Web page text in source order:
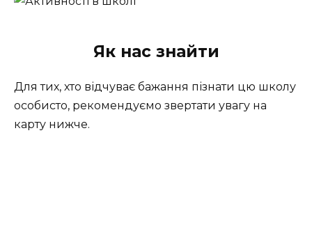
Як нас знайти
Для тих, хто відчуває бажання пізнати цю школу
особисто, рекомендуємо звертати увагу на
карту нижче.